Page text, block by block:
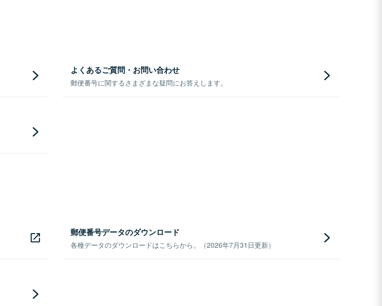
よくあるご質問・お問い合わせ
郵便番号に関するさまざまな疑問にお答えします。
郵便番号データのダウンロード
各種データのダウンロードはこちらから。（2026年7月31日更新）